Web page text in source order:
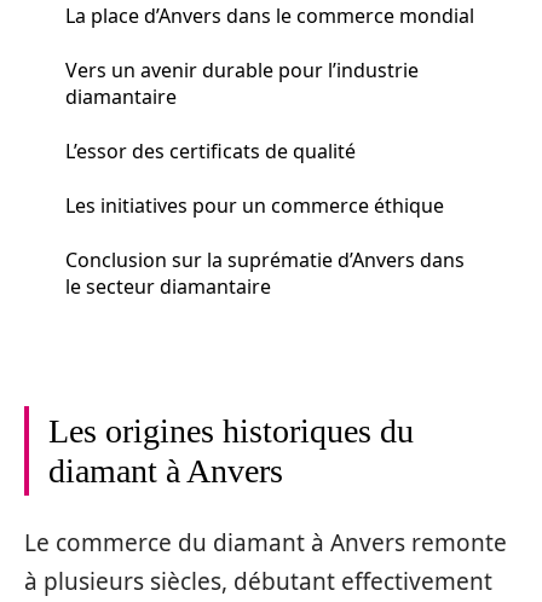
La place d’Anvers dans le commerce mondial
Vers un avenir durable pour l’industrie
diamantaire
L’essor des certificats de qualité
Les initiatives pour un commerce éthique
Conclusion sur la suprématie d’Anvers dans
le secteur diamantaire
Les origines historiques du
diamant à Anvers
Le commerce du diamant à Anvers remonte
à plusieurs siècles, débutant effectivement